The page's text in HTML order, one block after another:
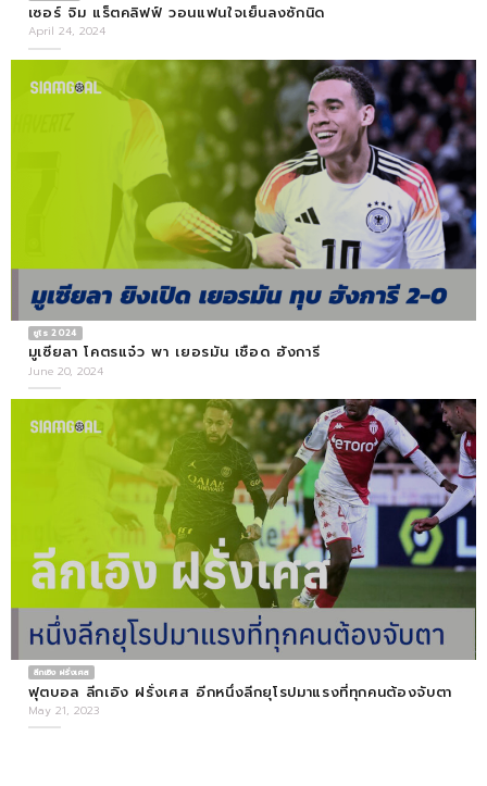
เซอร์ จิม แร็ตคลิฟฟ์ วอนแฟนใจเย็นลงซักนิด
April 24, 2024
ยูโร 2024
มูเซียลา โคตรแจ๋ว พา เยอรมัน เชือด ฮังการี
June 20, 2024
ลีกเอิง ฝรั่งเศส
ฟุตบอล ลีกเอิง ฝรั่งเศส อีกหนึ่งลีกยุโรปมาแรงที่ทุกคนต้องจับตา
May 21, 2023